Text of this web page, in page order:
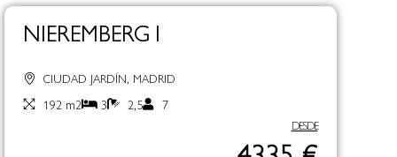
NIEREMBERG I
CIUDAD JARDÍN, MADRID
192 m2 3 2,5 7
DESDE